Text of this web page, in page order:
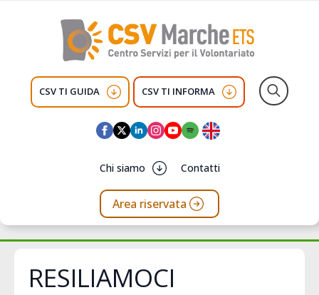
CSV TI GUIDA CSV TI INFORMA
Chi siamo Contatti
Area riservata
RESILIAMOCI